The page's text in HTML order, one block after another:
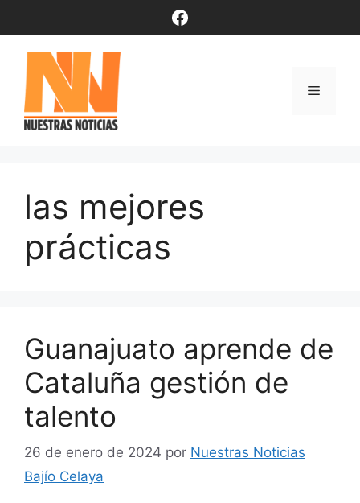
contenido
Facebook
Menú
las mejores
prácticas
Guanajuato aprende de
Cataluña gestión de
talento
26 de enero de 2024 por Nuestras Noticias
Bajío Celaya